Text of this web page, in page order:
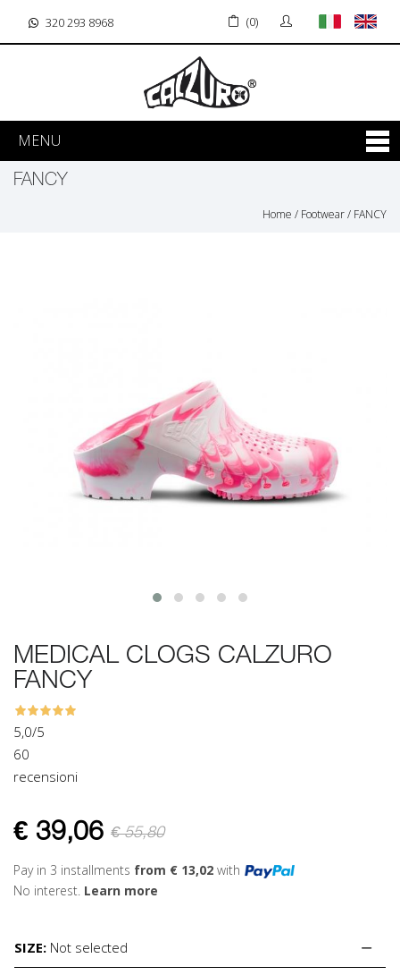
320 293 8968 (0)
MENU
FANCY
Home / Footwear/ FANCY
MEDICAL CLOGS CALZURO
FANCY
5,0/5
60
recensioni
€ 39,06 € 55,80
Pay in 3 installments from € 13,02 with
No interest. Learn more
SIZE: Not selected